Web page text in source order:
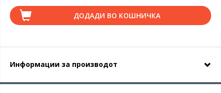
ДОДАДИ ВО КОШНИЧКА
Информации за производот